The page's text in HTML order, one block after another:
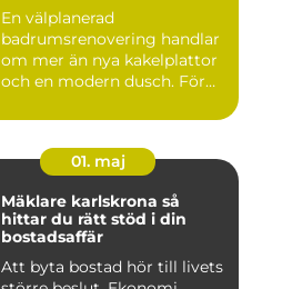
En välplanerad
badrumsrenovering handlar
om mer än nya kakelplattor
och en modern dusch. För
01. maj
Mäklare karlskrona så
hittar du rätt stöd i din
bostadsaffär
Att byta bostad hör till livets